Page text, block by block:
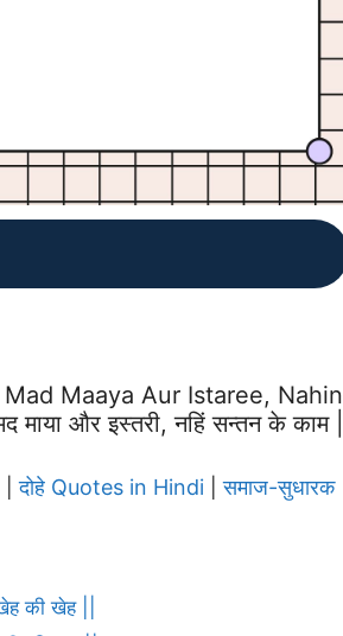
Maaya Aur Istaree, Nahin
और इस्तरी, नहिं सन्तन के काम ||
|दोहे Quotes in Hindi |समाज-सुधारक
की खेह ||